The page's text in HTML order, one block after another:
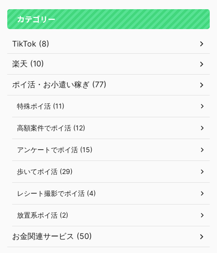
カテゴリー
TikTok (8)
楽天 (10)
ポイ活・お小遣い稼ぎ (77)
特殊ポイ活 (11)
高額案件でポイ活 (12)
アンケートでポイ活 (15)
歩いてポイ活 (29)
レシート撮影でポイ活 (4)
放置系ポイ活 (2)
お金関連サービス (50)